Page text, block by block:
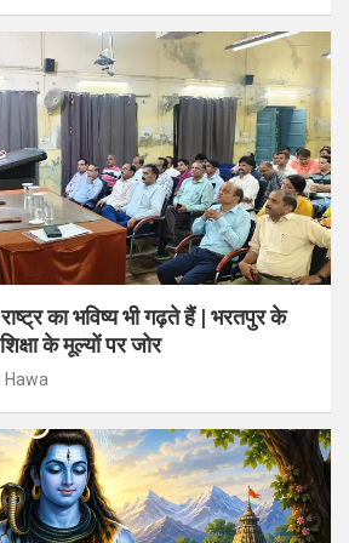
का भविष्य भी गढ़ते हैं | भरतपुर के
के मूल्यों पर जोर
Hawa